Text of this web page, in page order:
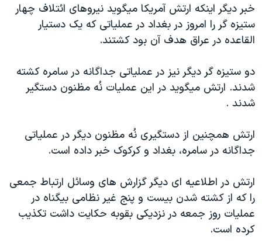
دادگاه حمید نوری
چهل سال گروگان‌گیری
اعتراضات مردمی آبان ۹۸
اسرائیل در جنگ
همایش محافظه‌کاران آمریکا «سی‌پک»
سفر پرزیدنت ترامپ به چین
خبر ديگر اينکه ارتش آمريکا ميگويد نيروهای ائتلاف چهار
ستيزه گر را امروز در بغداد در عملياتی که يک دستيار
القاعده در عراق هدف آن بود کشتند.
دو ستيزه گر ديگر نيز در عملياتی جداگانه در سامره کشته
شدند. ارتش ميگويد در اين عمليات نُه مظنون دستگير
شدند .
ارتش همچنين از دستگيری نُه مظنون ديگر در عملياتی
جداگانه در سامره، بغداد و کرکوک خبر داده است.
ارتش در اطلاعيه ای ديگر گزارش های وسائل ارتباط جمعی
را که از کشته شدن بيست و پنج غير نظامی بيگناه در
عمليات روز جمعه در نزديکی بقوبه حکايت داشت تکذيب
کرده است.